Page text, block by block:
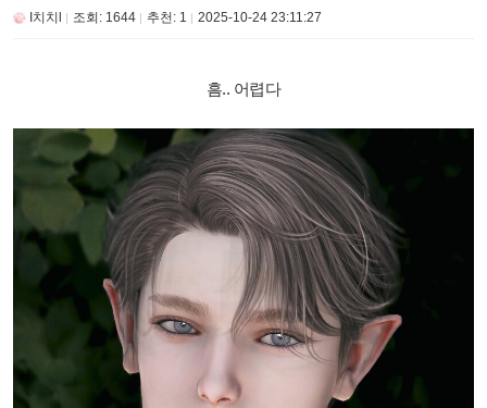
I치치l 조회: 1644 추천: 1 2025-10-24 23:11:27
흠.. 어렵다